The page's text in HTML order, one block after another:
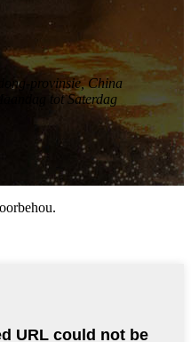
provinsie, China
tot Saterdag